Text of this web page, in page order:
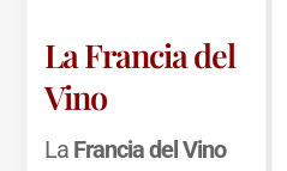
La Francia del
Vino
La Francia del Vino